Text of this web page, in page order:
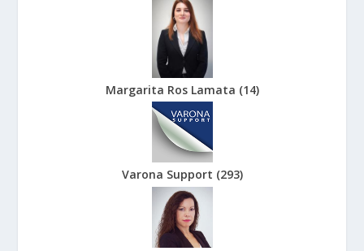
Margarita Ros Lamata (14)
Varona Support (293)